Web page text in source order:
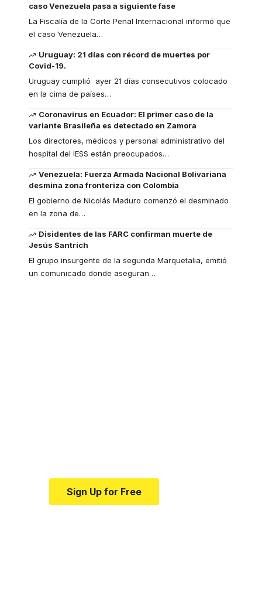
caso Venezuela pasa a siguiente fase
La Fiscalía de la Corte Penal Internacional informó que
el caso Venezuela…
Uruguay: 21 días con récord de muertes por
Covid-19.
Uruguay cumplió ayer 21 días consecutivos colocado
en la cima de países…
Coronavirus en Ecuador: El primer caso de la
variante Brasileña es detectado en Zamora
Los directores, médicos y personal administrativo del
hospital del IESS están preocupados…
Venezuela: Fuerza Armada Nacional Bolivariana
desmina zona fronteriza con Colombia
El gobierno de Nicolás Maduro comenzó el desminado
en la zona de…
Disidentes de las FARC confirman muerte de
Jesús Santrich
El grupo insurgente de la segunda Marquetalia, emitió
un comunicado donde aseguran…
Sign Up for Free